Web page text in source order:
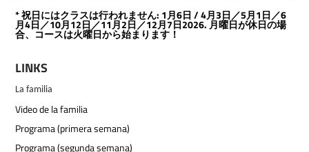
* 祝日にはクラスは行われません: 1月6日 / 4月3日／5月1日／6
月4日／10月12日／11月2日／12月7日2026. 月曜日が休日の場
合、コースは火曜日から始まります！
LINKS
La familia
Video de la familia
Programa (primera semana)
Programa (segunda semana)